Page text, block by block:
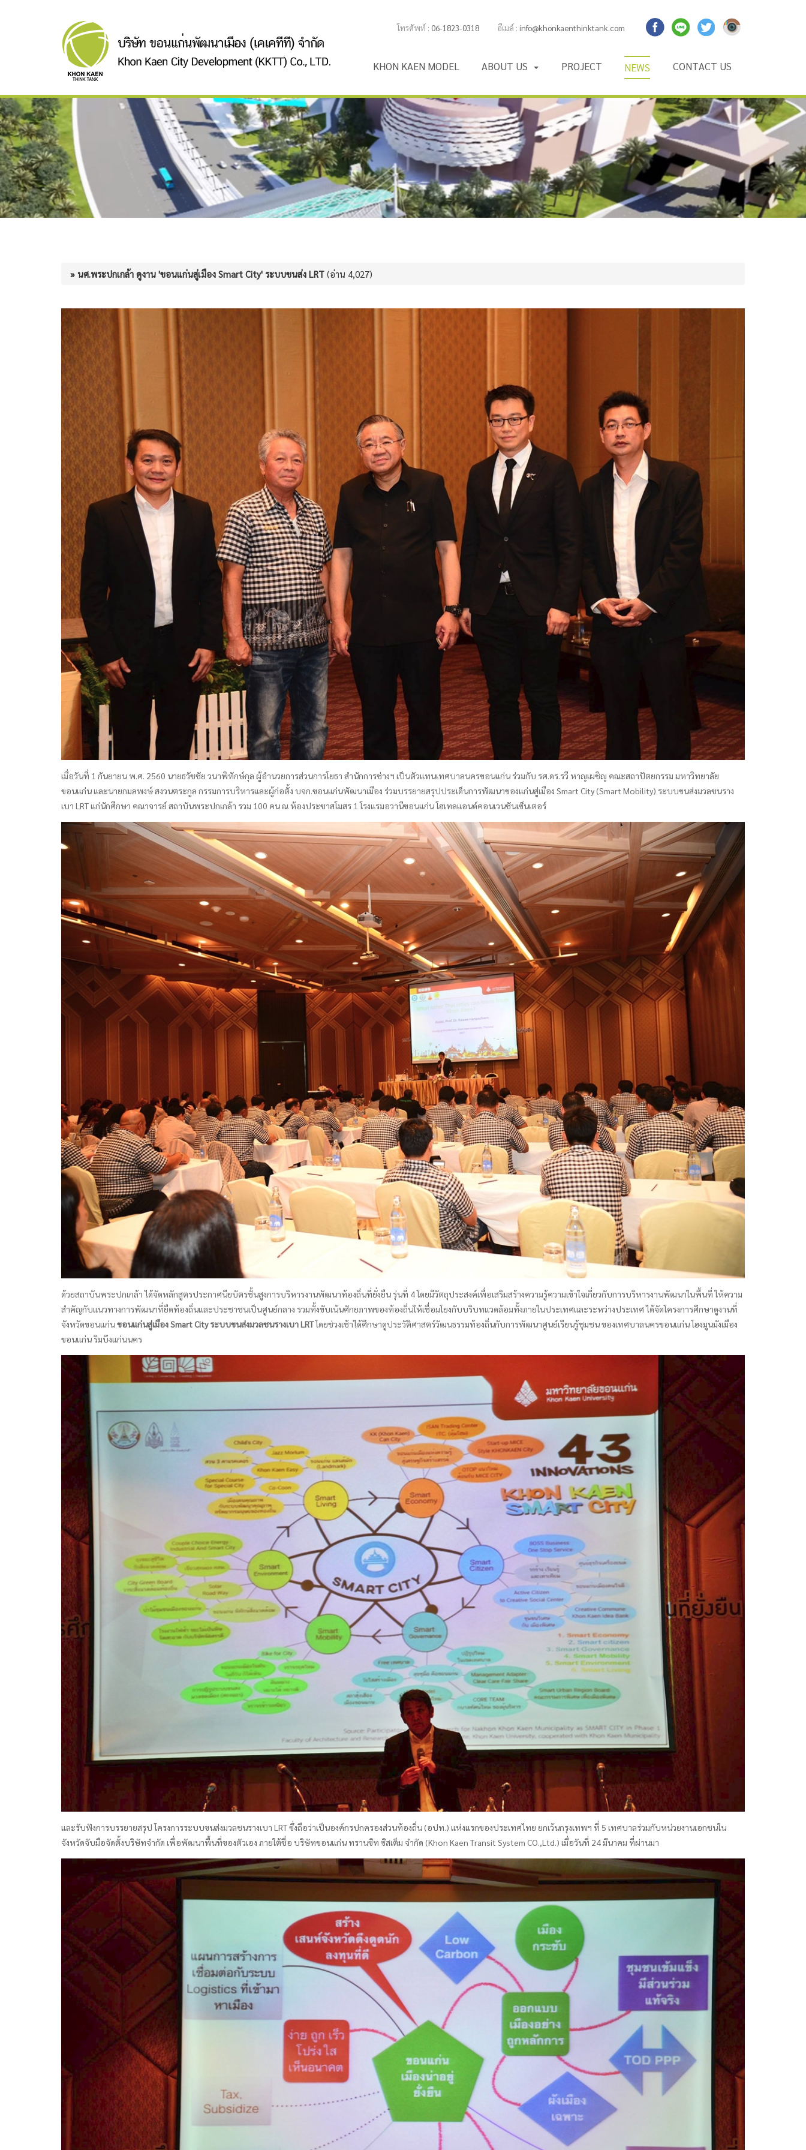
โทรศัพท์ : 06-1823-0318 อีเมล์ : info@khonkaenthinktank.com
KHON KAEN MODEL ABOUT US PROJECT NEWS CONTACT US
» นศ.พระปกเกล้า ดูงาน 'ขอนแก่นสู่เมือง Smart City' ระบบขนส่ง LRT (อ่าน 4,027)
เมื่อวันที่ 1 กันยายน พ.ศ. 2560 นายธวัชชัย วนาพิทักษ์กุล ผู้อำนวยการส่วนการโยธา สำนักการช่างฯ เป็นตัวแทนเทศบาลนครขอนแก่น ร่วมกับ รศ.ดร.รวี หาญเผชิญ คณะสถาปัตยกรรม มหาวิทยาลัย
ขอนแก่น และนายกมลพงษ์ สงวนตระกูล กรรมการบริหารและผู้ก่อตั้ง บจก.ขอนแก่นพัฒนาเมือง ร่วมบรรยายสรุปประเด็นการพัฒนาของแก่นสู่เมือง Smart City (Smart Mobility) ระบบขนส่งมวลชนราง
เบา LRT แก่นักศึกษา คณาจารย์ สถาบันพระปกเกล้า รวม 100 คน ณ ห้องประชาสโมสร 1 โรงแรมอวานีขอนแก่น โฮเทลแอนด์คอนเวนชันเซ็นเตอร์
ด้วยสถาบันพระปกเกล้า ได้จัดหลักสูตรประกาศนียบัตรชั้นสูงการบริหารงานพัฒนาท้องถิ่นที่ยั่งยืน รุ่นที่ 4 โดยมีวัตถุประสงค์เพื่อเสริมสร้างความรู้ความเข้าใจเกี่ยวกับการบริหารงานพัฒนาในพื้นที่ ให้ความ
สำคัญกับแนวทางการพัฒนาที่ยืดท้องถิ่นและประชาชนเป็นศูนย์กลาง รวมทั้งขับเน้นศักยภาพของท้องถิ่นให้เชื่อมโยงกับบริบทแวดล้อมทั้งภายในประเทศและระหว่างประเทศ ได้จัดโครงการศึกษาดูงานที่
จังหวัดขอนแก่นขอนแก่นสู่เมือง Smart City ระบบขนส่งมวลชนรางเบา LRTโดยช่วงเช้าได้ศึกษาดูประวัติศาสตร์วัฒนธรรมท้องถิ่นกับการพัฒนาศูนย์เรียนรู้ชุมชน ของเทศบาลนครขอนแก่น โฮงมูนมังเมือง
ขอนแก่น ริมบึงแก่นนคร
และรับฟังการบรรยายสรุป โครงการระบบขนส่งมวลชนรางเบา LRT ซึ่งถือว่าเป็นองค์กรปกครองส่วนท้องถิ่น (อปท.) แห่งแรกของประเทศไทย ยกเว้นกรุงเทพฯ ที่ 5 เทศบาลร่วมกับหน่วยงานเอกชนใน
จังหวัดจับมือจัดตั้งบริษัทจำกัด เพื่อพัฒนาพื้นที่ของตัวเอง ภายใต้ชื่อ บริษัทขอนแก่น ทรานซิท ซิสเต็ม จำกัด (Khon Kaen Transit System CO.,Ltd.) เมื่อวันที่ 24 มีนาคม ที่ผ่านมา